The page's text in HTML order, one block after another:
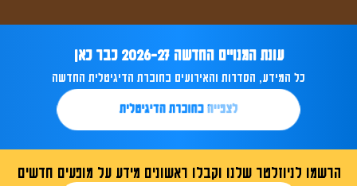
עונת המנויים החדשה 2026-27 כבר כאן
כל המידע, הסדרות והאירועים בחוברת הדיגיטלית החדשה
לצפייה בחוברת הדיגיטלית
הרשמו לניוזלטר שלנו וקבלו ראשונים מידע על מופעים חדשים